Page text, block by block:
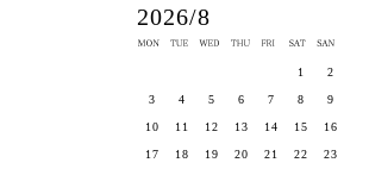
2026/8
1 2
3 4 5 6 7 8 9
10 11 12 13 14 15 16
17 18 19 20 21 22 23